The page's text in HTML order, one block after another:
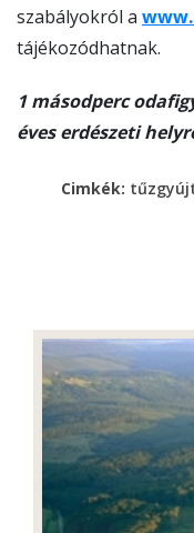
szabályokról a
tájékozódhatnak.
1 másodperc
éves erdészeti
Cimkék: